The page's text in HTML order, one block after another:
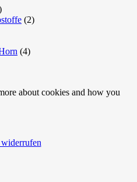
(2)
(4)
about cookies and how you